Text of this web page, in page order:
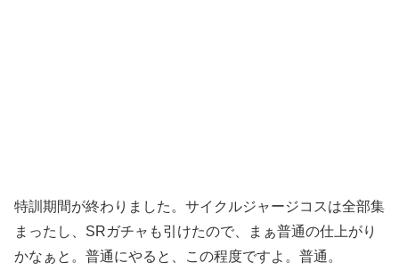
特訓期間が終わりました。サイクルジャージコスは全部集
まったし、SRガチャも引けたので、まぁ普通の仕上がり
かなぁと。普通にやると、この程度ですよ。普通。